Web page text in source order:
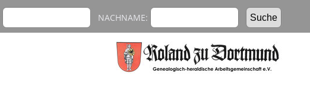
NACHNAME: